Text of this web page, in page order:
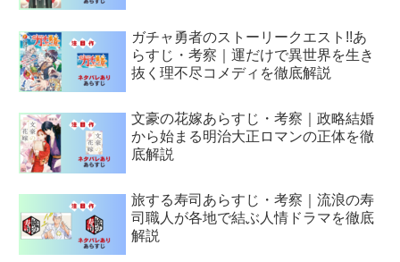
ガチャ勇者のストーリークエスト!!あ
らすじ・考察｜運だけで異世界を生き
抜く理不尽コメディを徹底解説
文豪の花嫁あらすじ・考察｜政略結婚
から始まる明治大正ロマンの正体を徹
底解説
旅する寿司あらすじ・考察｜流浪の寿
司職人が各地で結ぶ人情ドラマを徹底
解説